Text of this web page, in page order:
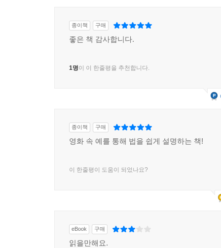
종이책 구매
좋은 책 감사합니다.
1명이 이 한줄평을 추천합니다.
종이책 구매
영화 속 예를 통해 법을 쉽게 설명하는 책!
이 한줄평이 도움이 되었나요?
eBook 구매
읽을만해요.